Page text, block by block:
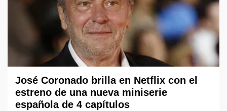
José Coronado brilla en Netflix con el
estreno de una nueva miniserie
española de 4 capítulos